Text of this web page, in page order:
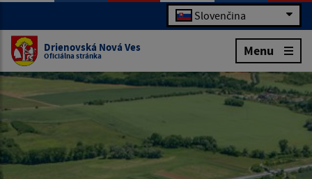
Slovenčina
Drienovská Nová Ves
Oficiálna stránka Menu